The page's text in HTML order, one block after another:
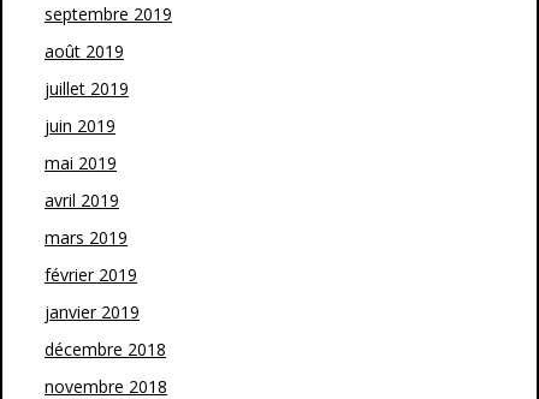
septembre 2019
août 2019
juillet 2019
juin 2019
mai 2019
avril 2019
mars 2019
février 2019
janvier 2019
décembre 2018
novembre 2018